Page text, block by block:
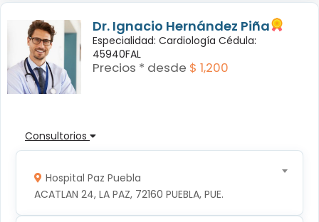
Dr. Ignacio Hernández Piña
Especialidad: Cardiología Cédula:
45940FAL
Precios * desde $ 1,200
Consultorios
Hospital Paz Puebla
ACATLAN 24, LA PAZ, 72160 PUEBLA, PUE.